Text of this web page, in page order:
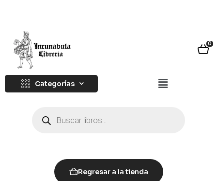
0
Categorías
Regresar a la tienda